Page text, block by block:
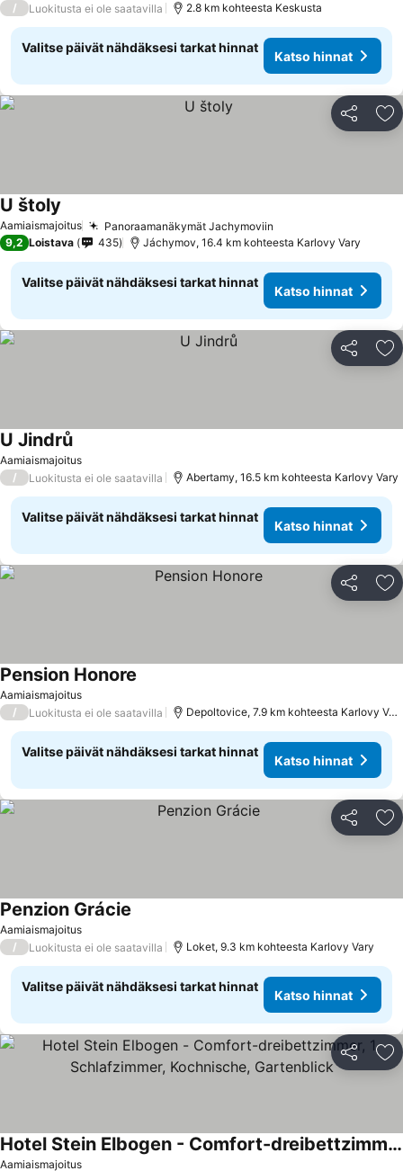
/ Luokitusta ei ole saatavilla 2.8 km kohteesta Keskusta
Valitse päivät nähdäksesi tarkat hinnat
Katso hinnat
Jaa
Aamiaismajoitus Panoraamanäkymät Jachymoviin
U štoly
9,2 Loistava 435 Jáchymov, 16.4 km kohteesta Karlovy Vary
Valitse päivät nähdäksesi tarkat hinnat
Katso hinnat
Jaa
Aamiaismajoitus
U Jindrů
/ Luokitusta ei ole saatavilla Abertamy, 16.5 km kohteesta Karlovy Vary
Valitse päivät nähdäksesi tarkat hinnat
Katso hinnat
Jaa
Aamiaismajoitus
Pension Honore
/ Luokitusta ei ole saatavilla Depoltovice, 7.9 km kohteesta Karlovy Vary
Valitse päivät nähdäksesi tarkat hinnat
Katso hinnat
Jaa
Aamiaismajoitus
Penzion Grácie
/ Luokitusta ei ole saatavilla Loket, 9.3 km kohteesta Karlovy Vary
Valitse päivät nähdäksesi tarkat hinnat
Katso hinnat
Jaa
Aamiaismajoitus
Hotel Stein Elbogen - Comfort-dreibettzimmer, 1 Schlafzimmer, Kochnische, Gartenblick